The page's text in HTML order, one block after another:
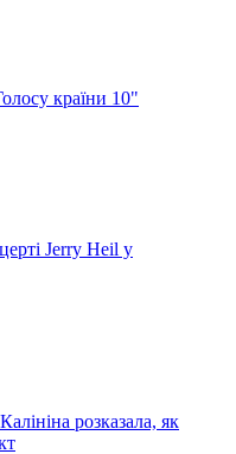
країни 10"
Jerry Heil у
розказала, як